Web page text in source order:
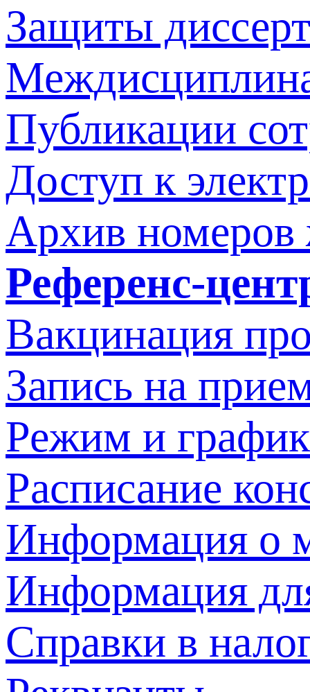
Защиты
Публикации
Доступ к
Архив номеров
Референс-
Вакцинация
Запись на
Режим и
Расписание
Информация о
Информация
Справки в